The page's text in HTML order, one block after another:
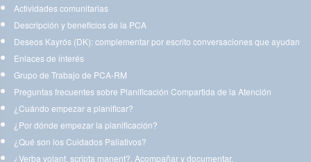
Actividades comunitarias
Descripción y beneficios de la PCA
Deseos Kayrós (DK): complementar por escrito conversaciones que ayudan
Enlaces de interés
Grupo de Trabajo de PCA-RM
Preguntas frecuentes sobre Planificación Compartida de la Atención
¿Cuándo empezar a planificar?
¿Por dónde empezar la planificación?
¿Qué son los Cuidados Paliativos?
¿Verba volant, scripta manent?. Acompañar y documentar.